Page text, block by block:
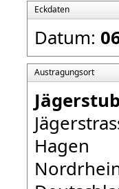
Eckdaten
Datum:
Austragungsort
Hagen